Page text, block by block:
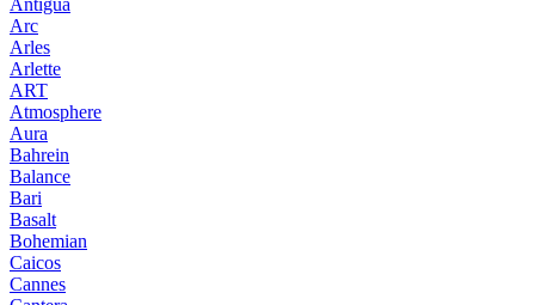
Antigua
Arc
Arles
Arlette
ART
Atmosphere
Aura
Bahrein
Balance
Bari
Basalt
Bohemian
Caicos
Cannes